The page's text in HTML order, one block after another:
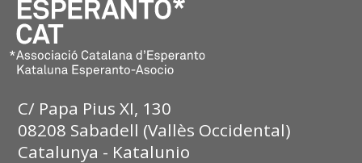
C/ Papa Pius XI, 130
08208 Sabadell (Vallès Occidental)
Catalunya - Katalunio